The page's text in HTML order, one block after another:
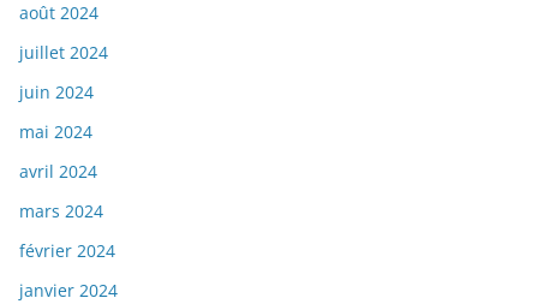
août 2024
juillet 2024
juin 2024
mai 2024
avril 2024
mars 2024
février 2024
janvier 2024